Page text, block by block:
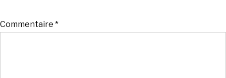
Commentaire *